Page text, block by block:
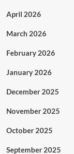
April 2026
March 2026
February 2026
January 2026
December 2025
November 2025
October 2025
September 2025